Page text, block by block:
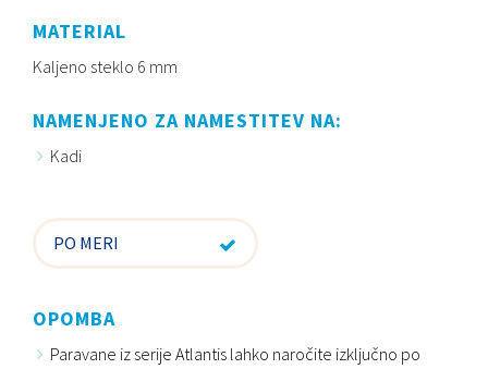
MATERIAL
Kaljeno steklo 6 mm
NAMENJENO ZA NAMESTITEV NA:
Kadi
PO MERI
OPOMBA
Paravane iz serije Atlantis lahko naročite izključno po